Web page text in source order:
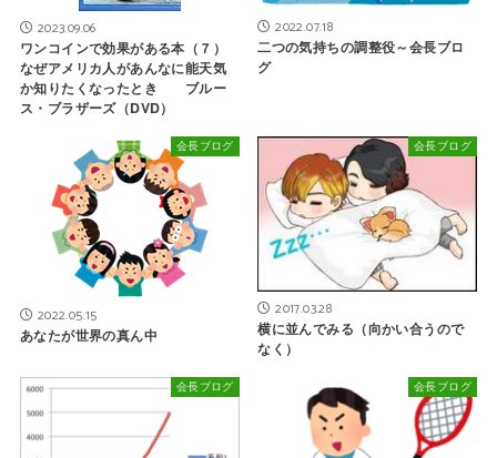
2023.09.06
ワンコインで効果がある本（７）
なぜアメリカ人があんなに能天気
か知りたくなったとき ブルー
ス・ブラザーズ（DVD）
2022.07.18
二つの気持ちの調整役～会長ブロ
グ
会長ブログ
2022.05.15
あなたが世界の真ん中
会長ブログ
2017.03.28
横に並んでみる（向かい合うので
なく）
会長ブログ 会長ブログ